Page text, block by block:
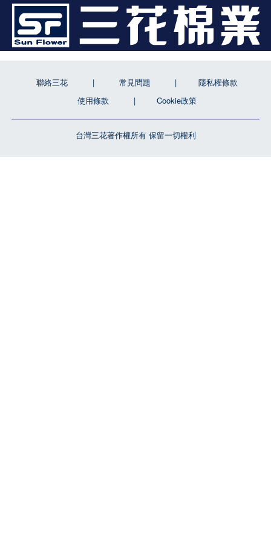
台灣三花著作權所有 保留一切權利
聯絡三花 常見問題
隱私權條款
使用條款
Cookie政策